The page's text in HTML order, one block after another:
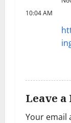
10:04 AM
Leave a
Your email